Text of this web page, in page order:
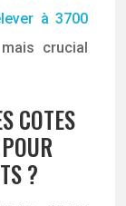
à 3700
crucial
COTES
?